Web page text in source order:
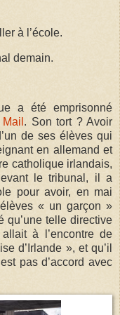
à l’école.
demain.
a été emprisonné
. Son tort ? Avoir
de ses élèves qui
en allemand et
catholique irlandais,
le tribunal, il a
pour avoir, en mai
« un garçon »
qu’une telle directive
à l’encontre de
d’Irlande », et qu’il
pas d’accord avec